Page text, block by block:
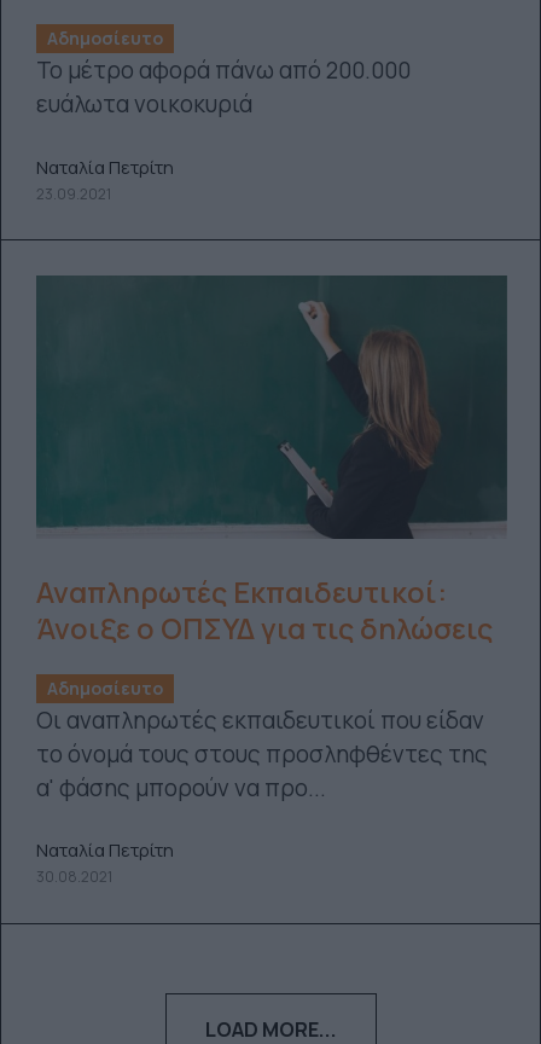
Αδημοσίευτο
Το μέτρο αφορά πάνω από 200.000
ευάλωτα νοικοκυριά
Ναταλία Πετρίτη
23.09.2021
Αναπληρωτές Εκπαιδευτικοί:
Άνοιξε ο ΟΠΣΥΔ για τις δηλώσεις
Αδημοσίευτο
Οι αναπληρωτές εκπαιδευτικοί που είδαν
το όνομά τους στους προσληφθέντες της
α' φάσης μπορούν να προ...
Ναταλία Πετρίτη
30.08.2021
LOAD MORE...